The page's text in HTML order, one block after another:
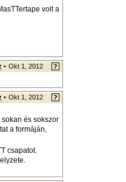
volt a
• Okt 1, 2012
• Okt 1, 2012
és sokszor
a formáján,
csapatot.